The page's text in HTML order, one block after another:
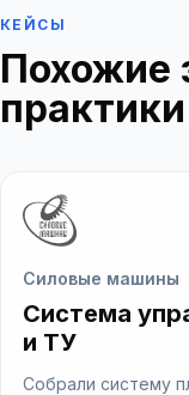
КЕЙСЫ
Похожие
практики
Силовые машины
Система
и ТУ
Собрали систему